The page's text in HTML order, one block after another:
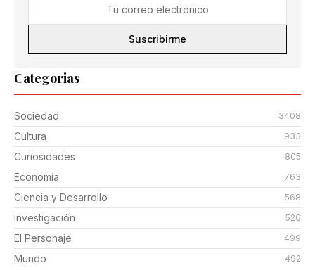
Categorias
Sociedad 3408
Cultura 933
Curiosidades 805
Economía 763
Ciencia y Desarrollo 568
Investigación 526
El Personaje 499
Mundo 492
Suscribirme